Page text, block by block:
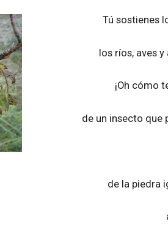
Tú sostienes
los ríos, aves
¡Oh cómo
de un insecto que
de la piedra